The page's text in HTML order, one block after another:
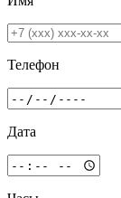
Телефон
Дата